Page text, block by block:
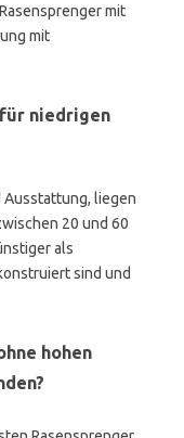
mit
mit
niedrigen
Ausstattung, liegen
20 und 60
als
sind und
hohen